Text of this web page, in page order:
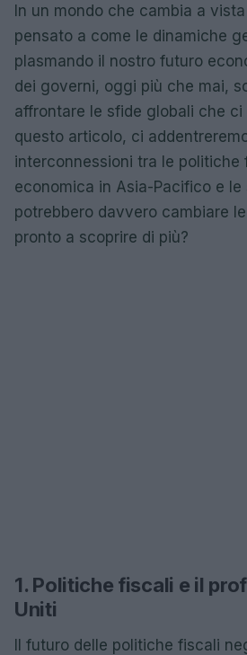
In un mondo che cambia a
pensato a come le dinamiche
plasmando il nostro futuro
dei governi, oggi più che mai,
affrontare le sfide globali che ci
questo articolo, ci
interconnessioni tra le politiche
economica in Asia-Pacifico e
potrebbero davvero cambiare
pronto a scoprire di più?
1. Politiche fiscali e il
Uniti
Il futuro delle politiche fiscali